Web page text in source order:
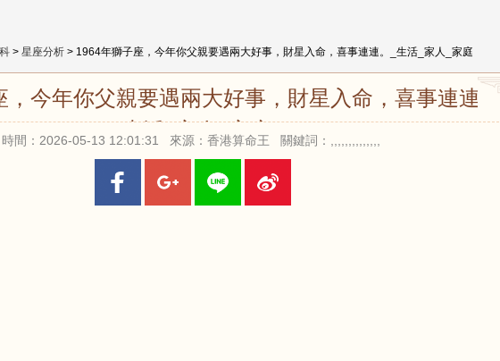
> 星座分析 > 1964年獅子座，今年你父親要遇兩大好事，財星入命，喜事連連。_生活_家人_家庭
，今年你父親要遇兩大好事，財星入命，喜事連連。
_生活_家人_家庭
時間：2026-05-13 12:01:31 來源：香港算命王 關鍵詞：,,,,,,,,,,,,,,